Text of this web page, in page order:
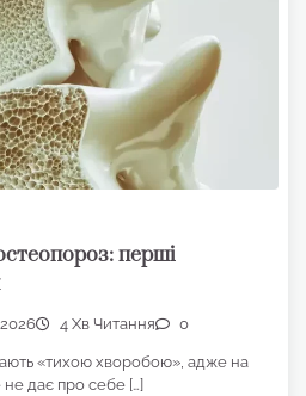
перші
4 Хв Читання 0
«тихою хворобою», адже на
не дає про себе […]